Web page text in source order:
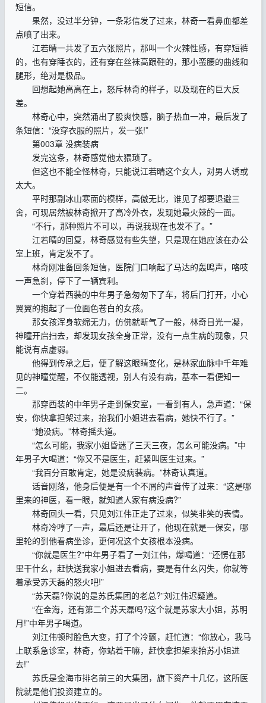
短信。
果然，没过半分钟，一条彩信发了过来，林奇一看鼻血都差
点喷了出来。
江若晴一共发了五六张照片，那叫一个火辣性感，有穿短裤
的，也有穿睡衣的，还有穿在丝袜高跟鞋的，那小蛮腰的曲线和
腿形，绝对是极品。
回想起她高高在上，怒斥林奇的样子，以及现在的巨大反
差。
林奇心中，突然涌出了股爽快感，脑子热血一冲，最后发了
条短信：“没穿衣服的照片，发一张!”
第003章 没病装病
发完这条，林奇感觉他太猥琐了。
但这也不能全怪林奇，只能说江若晴这个女人，对男人诱或
太大。
平时那副冰山寒面的模样，高傲无比，谁见了都要退避三
舍，可现居然被林奇掀开了高冷外衣，发现她最火辣的一面。
“不行，那种照片不可以，再说我现在也发不了。”
江若晴的回复，林奇感觉有些失望，只是现在她应该在办公
室上班，肯定发不了。
林奇刚准备回条短信，医院门口响起了马达的轰鸣声，咯吱
一声急刹，停下了一辆宾利。
一个穿着西装的中年男子急匆匆下了车，将后门打开，小心
翼翼的抱起了一位面色苍白的女孩。
那女孩浑身软绵无力，仿佛就断气了一般，林奇目光一凝，
神瞳开启扫去，却发现女孩全身正常，没有一点生病的现象，只
能说有点虚弱。
他得到传承之后，便了解这眼睛变化，是林家血脉中千年难
见的神瞳觉醒，不仅能透视，别人有没有病，基本一看便知一
二。
那穿西装的中年男子走到保安室，一看到有人，急声道：“保
安，你快拿担架过来，抬我们小姐进去看病，她快不行了。”
“她没病。”林奇摇头道。
“怎幺可能，我家小姐昏迷了三天三夜，怎幺可能没病。”中
年男子大喝道：“你又不是医生，赶紧叫医生过来。”
“我百分百敢肯定，她是没病装病。”林奇认真道。
话音刚落，他身后便是有一个不屑的声音传了过来：“这是哪
里来的神医，看一眼，就知道人家有病没病?”
林奇回头一看，只见刘江伟正走了过来，似笑非笑的表情。
林奇冷哼了一声，最后还是让开了，他现在就是一保安，哪
里轮的到他看病坐诊，更何况这个女孩根本没病。
“你就是医生?”中年男子看了一刘江伟，爆喝道：“还愣在那
里干什幺，赶快送我家小姐进去看病，要是有什幺闪失，你就等
着承受苏天磊的怒火吧!”
“苏天磊?你说的是苏氏集团的老总?”刘江伟迟疑道。
“在金海，还有第二个苏天磊吗?这个就是苏家大小姐，苏明
月!”中年男子喝道。
刘江伟顿时脸色大变，打了个冷颤，赶忙道：“你放心，我马
上联系急诊室，林奇，你站着干嘛，赶快拿担架来抬苏小姐进
去!”
苏氏是金海市排名前三的大集团，旗下资产十几亿，这所医
院就是他们投资建立的。